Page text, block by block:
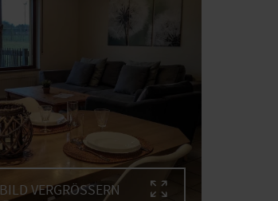
BILD VERGRÖSSERN